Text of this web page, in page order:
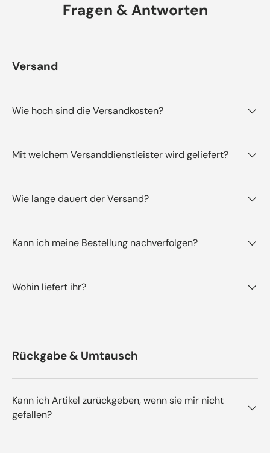
Fragen & Antworten
Versand
Wie hoch sind die Versandkosten?
Mit welchem Versanddienstleister wird geliefert?
Wie lange dauert der Versand?
Kann ich meine Bestellung nachverfolgen?
Wohin liefert ihr?
Rückgabe & Umtausch
Kann ich Artikel zurückgeben, wenn sie mir nicht
gefallen?